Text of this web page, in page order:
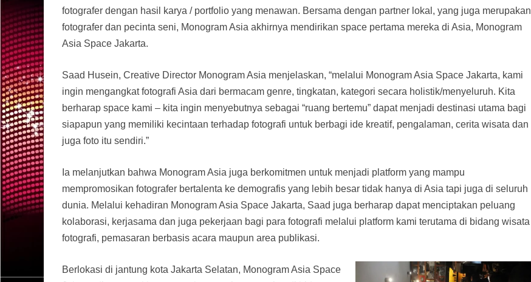
fotografer dengan hasil karya / portfolio yang menawan. Bersama dengan partner lokal, yang juga merupakan
fotografer dan pecinta seni, Monogram Asia akhirnya mendirikan space pertama mereka di Asia, Monogram
Asia Space Jakarta.
Saad Husein, Creative Director Monogram Asia menjelaskan, “melalui Monogram Asia Space Jakarta, kami
ingin mengangkat fotografi Asia dari bermacam genre, tingkatan, kategori secara holistik/menyeluruh. Kita
berharap space kami – kita ingin menyebutnya sebagai “ruang bertemu” dapat menjadi destinasi utama bagi
siapapun yang memiliki kecintaan terhadap fotografi untuk berbagi ide kreatif, pengalaman, cerita wisata dan
juga foto itu sendiri.”
Ia melanjutkan bahwa Monogram Asia juga berkomitmen untuk menjadi platform yang mampu
mempromosikan fotografer bertalenta ke demografis yang lebih besar tidak hanya di Asia tapi juga di seluruh
dunia. Melalui kehadiran Monogram Asia Space Jakarta, Saad juga berharap dapat menciptakan peluang
kolaborasi, kerjasama dan juga pekerjaan bagi para fotografi melalui platform kami terutama di bidang wisata
fotografi, pemasaran berbasis acara maupun area publikasi.
Berlokasi di jantung kota Jakarta Selatan, Monogram Asia Space